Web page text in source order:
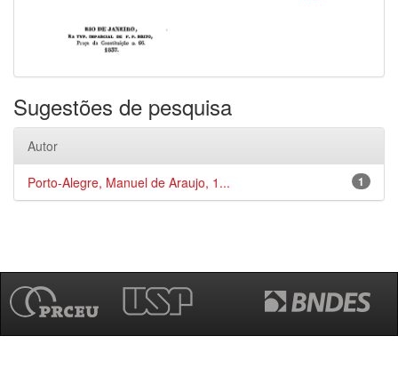
Sugestões de pesquisa
Autor
1
Porto-Alegre, Manuel de Araujo, 1...